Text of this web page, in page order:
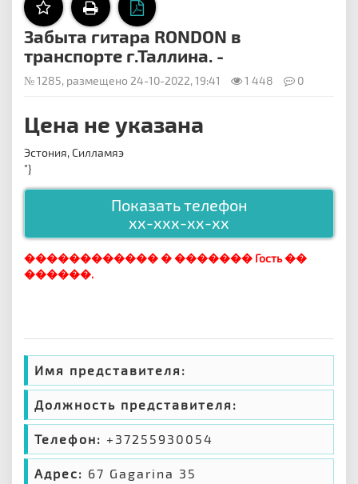
Забыта гитара RONDON в
транспорте г.Таллина. -
№ 1285, размещено 24-10-2022, 19:41 1 448 0
Цена не указана
Эстония, Силламяэ
"}
Показать телефон
xx-xxx-xx-xx
������������ � ������� Гость ��
������.
Имя представителя:
Должность представителя:
Телефон: +37255930054
Адрес: 67 Gagarina 35